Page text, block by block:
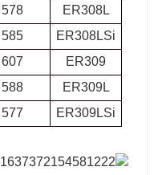
ER308L
578
ER308LSi
585
ER309
607
ER309L
588
ER309LSi
577